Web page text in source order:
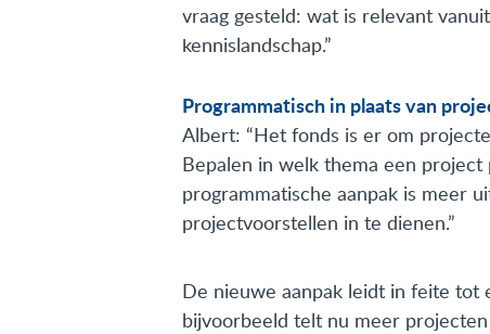
vraag gesteld: wat is relevant
kennislandschap.”
Programmatisch in plaats van
Albert: “Het fonds is er om
Bepalen in welk thema een
programmatische aanpak is meer
projectvoorstellen in te dienen.”
De nieuwe aanpak leidt in feite tot
bijvoorbeeld telt nu meer projecten